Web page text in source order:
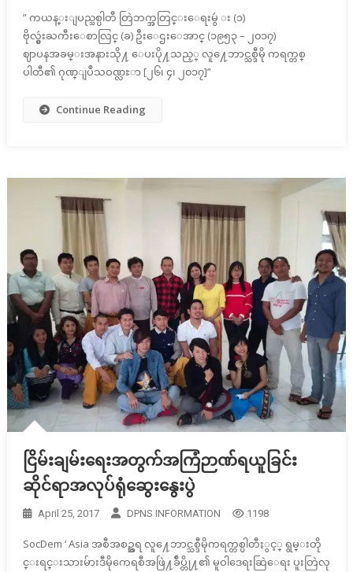
” ကယန္းျပည္သစ္ပါတီ တြဲဘက္အတြင္းေရးမွဴ း (၁)
ဗိုလ္မွဴးႀကီးေစာလြင္ (ခ) ဦးေဌးေအာင္ (၁၉၅၃ – ၂၀၁၇)
ဈာပနအခမ္းအနားသို႔ ေပးပို႔သည့္ လူ႔ေဘာင္သစ္ဒီမို ကရက္တစ္
ပါတီ၏ ဂုဏ္ျပဳသဝဏ္လႊာ [၂၆၊ ၄၊ ၂၀၁၇]”
Continue Reading
ငြိမ်းချမ်းရေးအတွက်အကြံဉာဏ်ရယူခြင်း
ဆိုင်ရာအလုပ်ရုံဆွေးနွေးပွဲ
April 25, 2017 DPNS INFORMATION 1198
SocDem ‘ Asia အစီအစဥ္အရ လူ႔ေဘာင္သစ္ဒီမိုကရက္တစ္ပါတီႏွင့္ ရွမ္းတို
င္းရင္းသားမ်ားဒီမိုကေရစီအဖြဲ႔ခ်ဳပ္တို႔၏ မူဝါဒေရးဆြဲေရး ပူးတြဲလု